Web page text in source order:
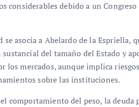
considerables debido a un
asocia a Abelardo de la Espriella,
del tamaño del Estado y
los mercados, aunque implica
sobre las instituciones.
comportamiento del peso, la deuda